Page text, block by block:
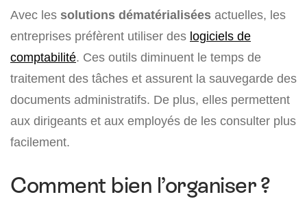
Avec les solutions dématérialisées actuelles, les
entreprises préfèrent utiliser des logiciels de
comptabilité. Ces outils diminuent le temps de
traitement des tâches et assurent la sauvegarde des
documents administratifs. De plus, elles permettent
aux dirigeants et aux employés de les consulter plus
facilement.
Comment bien l’organiser ?